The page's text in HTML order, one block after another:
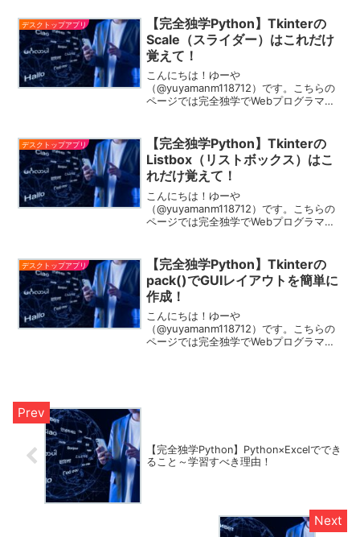
方法とそのメリット・デメリットについ
てご紹介します！ゆーや...
デスクトップアプリ
【完全独学Python】Tkinterの
Scale（スライダー）はこれだけ
覚えて！
こんにちは！ゆーや
（@yuyamanm118712）です。こちらの
ページでは完全独学でWebプログラマと
表示する方法をご紹介します！ゆーや
Tkinterの基本...
デスクトップアプリ
【完全独学Python】Tkinterの
Listbox（リストボックス）はこ
れだけ覚えて！
こんにちは！ゆーや
（@yuyamanm118712）です。こちらの
ページでは完全独学でWebプログラマと
ス）を表示する方法をご紹介します！ゆ
ーやTkinte...
デスクトップアプリ
【完全独学Python】Tkinterの
pack()でGUIレイアウトを簡単に
作成！
こんにちは！ゆーや
（@yuyamanm118712）です。こちらの
ページでは完全独学でWebプログラマと
【完全独学Python】Python×Excelででき
ること～学習すべき理由！